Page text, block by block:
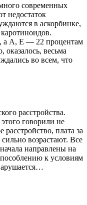
современных
недостаток
в аскорбинке,
а А, Е — 22 процентам
оказалось, весьма
во всем, что
расстройства.
говорили не
расстройство, плата за
возрастают. Все
направлены на
к условиям